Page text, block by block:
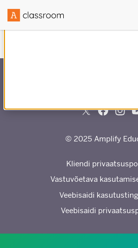
© 2025 Amplify
Kliendi
Vastuvõetava
Veebisaidi
Veebisaidi